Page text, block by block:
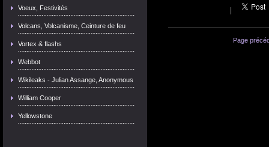
Voeux, Festivités
Volcans, Volcanisme, Ceinture de feu
Vortex & flashs
Webbot
Wikileaks - Julian Assange, Anonymous
William Cooper
Yellowstone
Page